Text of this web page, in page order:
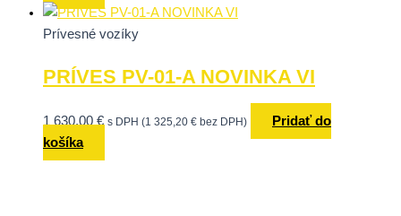
Prívesné vozíky
PRÍVES PV-01-A NOVINKA VI
1 630,00 € s DPH (1 325,20 € bez DPH)
Pridať do
košíka